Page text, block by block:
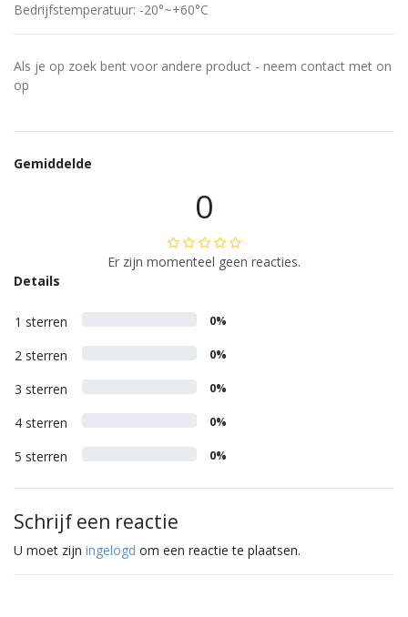
Bedrijfstemperatuur: -20°~+60°C
Als je op zoek bent voor andere product - neem contact met on
op
Gemiddelde
0
Er zijn momenteel geen reacties.
Details
1 sterren 0%
2 sterren 0%
3 sterren 0%
4 sterren 0%
5 sterren 0%
Schrijf een reactie
U moet zijn ingelogd om een reactie te plaatsen.